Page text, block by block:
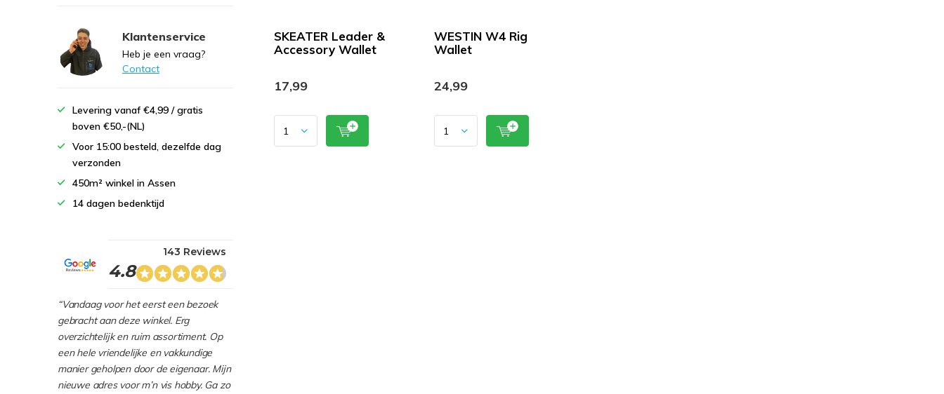
SKEATER Leader &
Accessory Wallet
17,99
WESTIN W4 Rig
Wallet
24,99
Klantenservice
Heb je een vraag?
Contact
Levering vanaf €4,99 / gratis
boven €50,-(NL)
Voor 15:00 besteld, dezelfde dag
verzonden
450m² winkel in Assen
14 dagen bedenktijd
4.8
143 Reviews
“Vandaag voor het eerst een bezoek
gebracht aan deze winkel. Erg
overzichtelijk en ruim assortiment. Op
een hele vriendelijke en vakkundige
manier geholpen door de eigenaar. Mijn
nieuwe adres voor m’n vis hobby. Ga zo